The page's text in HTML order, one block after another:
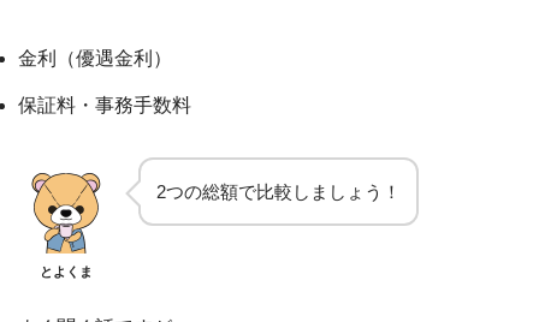
金利（優遇金利）
保証料・事務手数料
とよくま
2つの総額で比較しましょう！